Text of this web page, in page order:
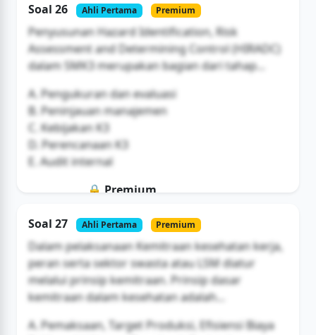
Buka Akses
Soal 26 Ahli Pertama Premium
Penyusunan Hazard Identification, Risk
Assessment and Determining Control (HIRADC)
dalam SMK3 merupakan bagian dari tahap...
A. Pengukuran dan evaluasi
B. Peninjauan manajemen
C. Kebijakan K3
D. Perencanaan K3
E. Audit internal
🔒 Premium
Buka Akses
Soal 27 Ahli Pertama Premium
Dalam pelaksanaan Kemitraan kesehatan kerja,
peran serta sektor swasta atau LSM diatur
melalui prinsip kemitraan. Prinsip dasar
kemitraan dalam kesehatan adalah...
A. Pemaksaan, Target Produksi, Efisiensi Biaya